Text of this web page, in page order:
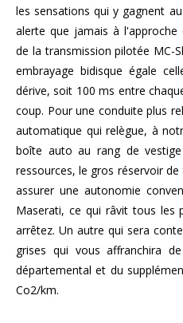
les sensations qui y gagnent
alerte que jamais à
de la transmission pilotée MC-
embrayage bidisque égale
dérive, soit 100 ms entre
coup. Pour une conduite plus
automatique qui relègue, à
boîte auto au rang de
ressources, le gros réservoir
assurer une autonomie
Maserati, ce qui râvit tous les
arrêtez. Un autre qui sera
grises qui vous affranchira
départemental et du
Co2/km.